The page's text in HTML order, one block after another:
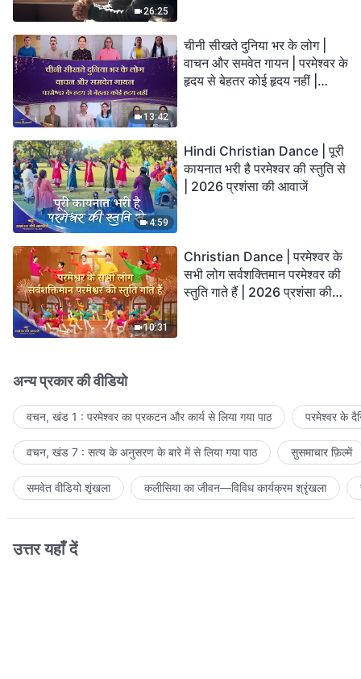
26:25
13:42
चीनी सीखते दुनिया भर के लोग |
वाचन और समवेत गायन | परमेश्वर के
हृदय से बेहतर कोई हृदय नहीं |
4:59
Hindi Christian Dance | पूरी
कायनात भरी है परमेश्वर की स्तुति से
| 2026 प्रशंसा की आवाजें
10:31
Christian Dance | परमेश्वर के
सभी लोग सर्वशक्तिमान परमेश्वर की
स्तुति गाते हैं | 2026 प्रशंसा की
अन्य प्रकार की वीडियो
वचन, खंड 1 : परमेश्वर का प्रकटन और कार्य से लिया गया पाठ परमेश्वर के
वचन, खंड 7 : सत्य के अनुसरण के बारे में से लिया गया पाठ सुसमाचार फ़िल्में
समवेत वीडियो शृंखला कलीसिया का जीवन—विविध कार्यक्रम श्रृंखला
उत्तर यहाँ दें